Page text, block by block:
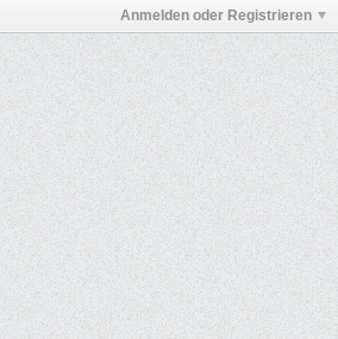
Anmelden oder Registrieren